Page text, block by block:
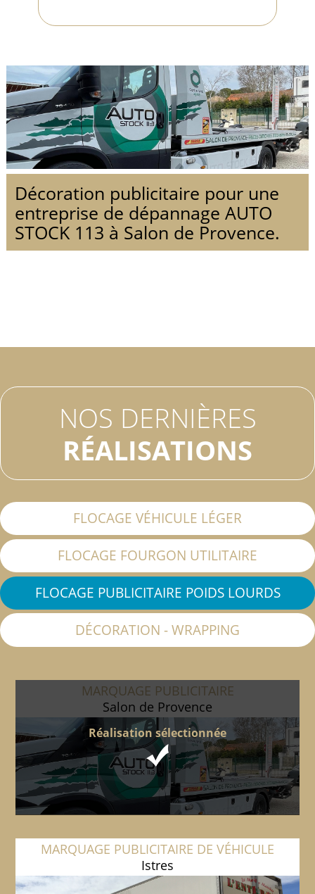
Décoration publicitaire pour une
entreprise de dépannage AUTO
STOCK 113 à Salon de Provence.
NOS DERNIÈRES
RÉALISATIONS
FLOCAGE VÉHICULE LÉGER
FLOCAGE FOURGON UTILITAIRE
FLOCAGE PUBLICITAIRE POIDS LOURDS
DÉCORATION - WRAPPING
Réalisation sélectionnée
MARQUAGE PUBLICITAIRE
Salon de Provence
MARQUAGE PUBLICITAIRE DE VÉHICULE
Istres